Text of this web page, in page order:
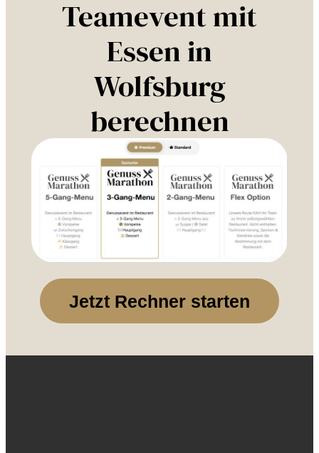
Teamevent mit
Essen in
Wolfsburg
berechnen
Jetzt Rechner starten